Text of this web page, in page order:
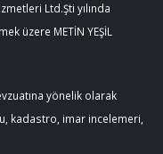
Ltd.Şti yılında
üzere METİN YEŞİL
yönelik olarak
kadastro, imar incelemeri,